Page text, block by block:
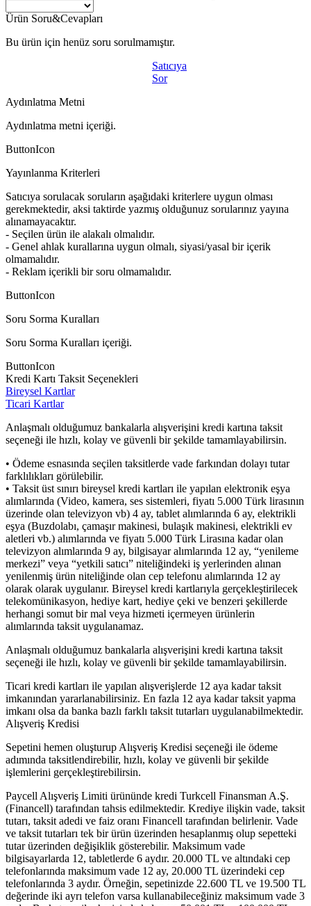
Ürün Soru&Cevapları
Bu ürün için henüz soru sorulmamıştır.
Satıcıya
Sor
Aydınlatma Metni
Aydınlatma metni içeriği.
ButtonIcon
Yayınlanma Kriterleri
Satıcıya sorulacak soruların aşağıdaki kriterlere uygun olması
gerekmektedir, aksi taktirde yazmış olduğunuz sorularınız yayına
alınamayacaktır.
- Seçilen ürün ile alakalı olmalıdır.
- Genel ahlak kurallarına uygun olmalı, siyasi/yasal bir içerik
olmamalıdır.
- Reklam içerikli bir soru olmamalıdır.
ButtonIcon
Soru Sorma Kuralları
Soru Sorma Kuralları içeriği.
ButtonIcon
Kredi Kartı Taksit Seçenekleri
Bireysel Kartlar
Ticari Kartlar
Anlaşmalı olduğumuz bankalarla alışverişini kredi kartına taksit
seçeneği ile hızlı, kolay ve güvenli bir şekilde tamamlayabilirsin.
• Ödeme esnasında seçilen taksitlerde vade farkından dolayı tutar
farklılıkları görülebilir.
• Taksit üst sınırı bireysel kredi kartları ile yapılan elektronik eşya
alımlarında (Video, kamera, ses sistemleri, fiyatı 5.000 Türk lirasının
üzerinde olan televizyon vb) 4 ay, tablet alımlarında 6 ay, elektrikli
eşya (Buzdolabı, çamaşır makinesi, bulaşık makinesi, elektrikli ev
aletleri vb.) alımlarında ve fiyatı 5.000 Türk Lirasına kadar olan
televizyon alımlarında 9 ay, bilgisayar alımlarında 12 ay, “yenileme
merkezi” veya “yetkili satıcı” niteliğindeki iş yerlerinden alınan
yenilenmiş ürün niteliğinde olan cep telefonu alımlarında 12 ay
olarak olarak uygulanır. Bireysel kredi kartlarıyla gerçekleştirilecek
telekomünikasyon, hediye kart, hediye çeki ve benzeri şekillerde
herhangi somut bir mal veya hizmeti içermeyen ürünlerin
alımlarında taksit uygulanamaz.
Anlaşmalı olduğumuz bankalarla alışverişini kredi kartına taksit
seçeneği ile hızlı, kolay ve güvenli bir şekilde tamamlayabilirsin.
Ticari kredi kartları ile yapılan alışverişlerde 12 aya kadar taksit
imkanından yararlanabilirsiniz. En fazla 12 aya kadar taksit yapma
imkanı olsa da banka bazlı farklı taksit tutarları uygulanabilmektedir.
Alışveriş Kredisi
Sepetini hemen oluşturup Alışveriş Kredisi seçeneği ile ödeme
adımında taksitlendirebilir, hızlı, kolay ve güvenli bir şekilde
işlemlerini gerçekleştirebilirsin.
Paycell Alışveriş Limiti ürününde kredi Turkcell Finansman A.Ş.
(Financell) tarafından tahsis edilmektedir. Krediye ilişkin vade, taksit
tutarı, taksit adedi ve faiz oranı Financell tarafından belirlenir. Vade
ve taksit tutarları tek bir ürün üzerinden hesaplanmış olup sepetteki
tutar üzerinden değişiklik gösterebilir. Maksimum vade
bilgisayarlarda 12, tabletlerde 6 aydır. 20.000 TL ve altındaki cep
telefonlarında maksimum vade 12 ay, 20.000 TL üzerindeki cep
telefonlarında 3 aydır. Örneğin, sepetinizde 22.600 TL ve 19.500 TL
değerinde iki ayrı telefon varsa kullanabileceğiniz maksimum vade 3